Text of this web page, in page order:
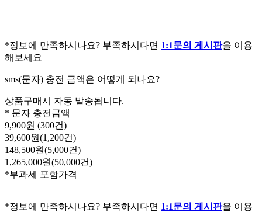
*정보에 만족하시나요? 부족하시다면 1:1문의 게시판을 이용
해보세요
sms(문자) 충전 금액은 어떻게 되나요?
상품구매시 자동 발송됩니다.
* 문자 충전금액
9,900원 (300건)
39,600원(1,200건)
148,500원(5,000건)
1,265,000원(50,000건)
*부과세 포함가격
*정보에 만족하시나요? 부족하시다면 1:1문의 게시판을 이용